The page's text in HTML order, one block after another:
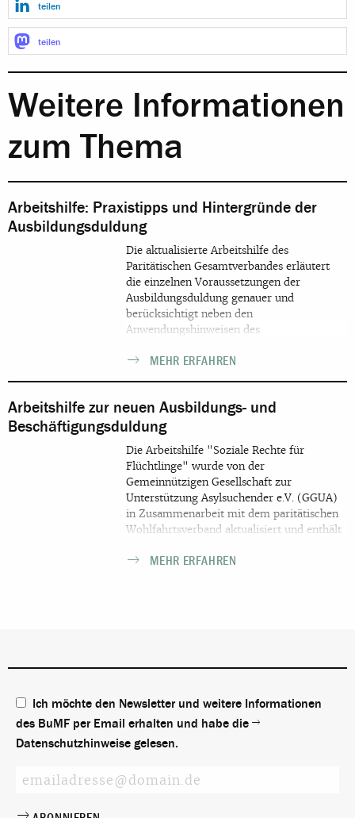
teilen
teilen
Weitere Informationen
zum Thema
Arbeitshilfe: Praxistipps und Hintergründe der
Ausbildungsduldung
Die aktualisierte Arbeitshilfe des
Paritätischen Gesamtverbandes erläutert
die einzelnen Voraussetzungen der
Ausbildungsduldung genauer und
berücksichtigt neben den
Anwendungshinweisen des
Ländererlasse sowie die in der Zwischenzeit
Ansprechpartner*innen vor Ort ergänzt.
MEHR ERFAHREN
Arbeitshilfe zur neuen Ausbildungs- und
Beschäftigungsduldung
Die Arbeitshilfe "Soziale Rechte für
Flüchtlinge" wurde von der
Gemeinnützigen Gesellschaft zur
Unterstützung Asylsuchender e.V. (GGUA)
in Zusammenarbeit mit dem paritätischen
Wohlfahrtsverband aktualisiert und enthält
Ausbildungs- und Beschäftigungsduldung.
MEHR ERFAHREN
Ich möchte den Newsletter und weitere Informationen
des BuMF per Email erhalten und habe die
Datenschutzhinweise gelesen.